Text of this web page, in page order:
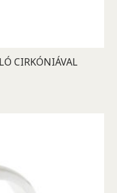
CIRKÓNIÁVAL